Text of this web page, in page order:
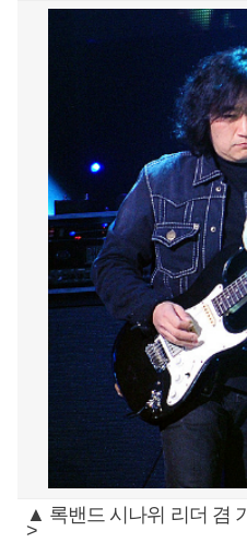
▲ 록밴드 시나위 리더 겸
>